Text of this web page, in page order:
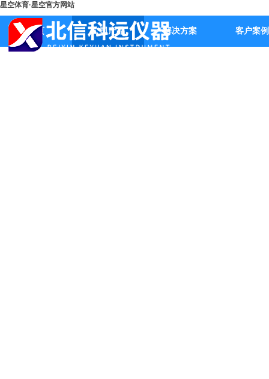
星空体育·星空官方网站
首页 公司产品 解决方案 客户案例